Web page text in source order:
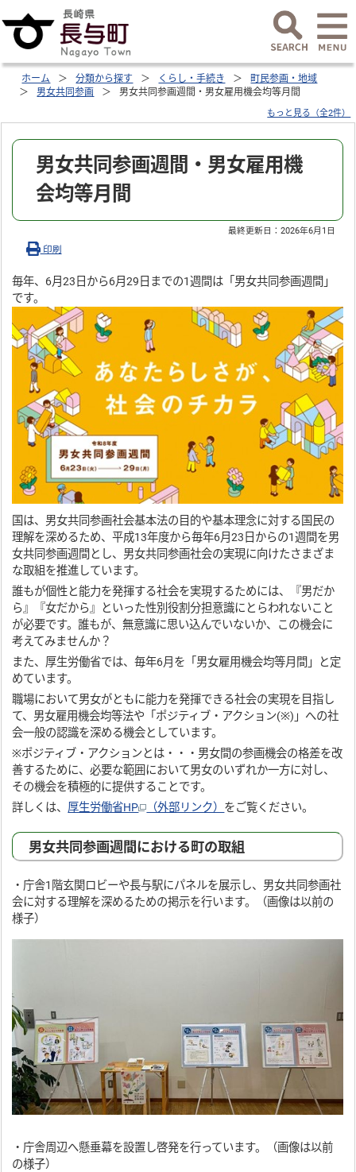
ホーム 分類から探す くらし・手続き
町民参画・地域
男女共同参画
男女共同参画週間・男女雇用機会均等月間
もっと見る（全2件）
男女共同参画週間・男女雇用機
会均等月間
最終更新日：2026年6月1日
印刷
毎年、6月23日から6月29日までの1週間は「男女共同参画週間」
です。
国は、男女共同参画社会基本法の目的や基本理念に対する国民の
理解を深めるため、平成13年度から毎年6月23日からの1週間を男
女共同参画週間とし、男女共同参画社会の実現に向けたさまざま
な取組を推進しています。
誰もが個性と能力を発揮する社会を実現するためには、『男だか
ら』『女だから』といった性別役割分担意識にとらわれないこと
が必要です。誰もが、無意識に思い込んでいないか、この機会に
考えてみませんか？
また、厚生労働省では、毎年6月を「男女雇用機会均等月間」と定
めています。
職場において男女がともに能力を発揮できる社会の実現を目指し
て、男女雇用機会均等法や「ポジティブ・アクション(※)」への社
会一般の認識を深める機会としています。
※ポジティブ・アクションとは・・・男女間の参画機会の格差を改
善するために、必要な範囲において男女のいずれか一方に対し、
その機会を積極的に提供することです。
詳しくは、 厚生労働省HP （外部リンク） をご覧ください。
男女共同参画週間における町の取組
・庁舎1階玄関ロビーや長与駅にパネルを展示し、男女共同参画社
会に対する理解を深めるための掲示を行います。（画像は以前の
様子）
・庁舎周辺へ懸垂幕を設置し啓発を行っています。（画像は以前
の様子）